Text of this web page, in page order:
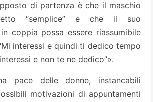
di partenza è che il maschio
“semplice” e che il suo
coppia possa essere riassumibile
interessi e quindi ti dedico tempo
e non te ne dedico”».
pace delle donne, instancabili
motivazioni di appuntamenti